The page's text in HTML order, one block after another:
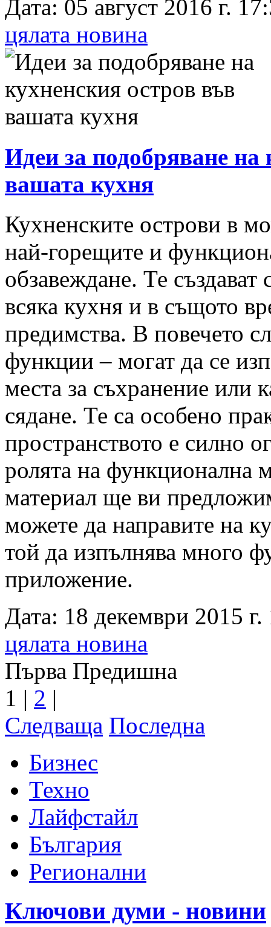
Дата: 05 август 2016 г.
цялата новина
Идеи за подобряване на
вашата кухня
Кухненските острови в
най-горещите и
обзавеждане. Те създават
всяка кухня и в същото
предимства. В повечето
функции – могат да се
места за съхранение или
сядане. Те са особено
пространството е силно
ролята на функционална
материал ще ви
можете да направите на
той да изпълнява много
приложение.
Дата: 18 декември 2015
цялата новина
Първа Предишна
1 | 2 |
Следваща Последна
Бизнес
Техно
Лайфстайл
България
Регионални
Ключови думи - новини